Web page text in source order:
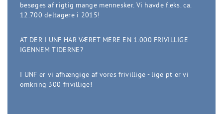
besøges af rigtig mange mennesker. Vi havde f.eks. ca.
12.700 deltagere i 2015!
AT DER I UNF HAR VÆRET MERE EN 1.000 FRIVILLIGE
IGENNEM TIDERNE?
I UNF er vi afhængige af vores frivillige - lige pt er vi
omkring 300 frivillige!